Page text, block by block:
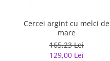
Cercei argint cu melci de
mare
165,23 Lei
129,00 Lei